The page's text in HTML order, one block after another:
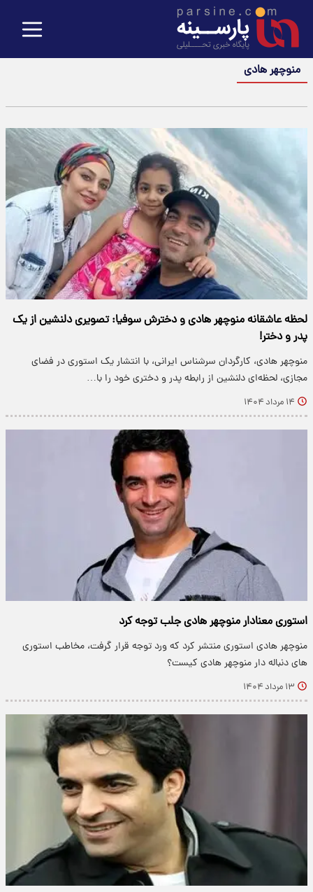
منوچهر هادی
لحظه عاشقانه منوچهر هادی و دخترش سوفیا: تصویری دلنشین از یک
پدر و دختر!
منوچهر هادی، کارگردان سرشناس ایرانی، با انتشار یک استوری در فضای
مجازی، لحظه‌ای دلنشین از رابطه پدر و دختری خود را با…
۱۴ مرداد ۱۴۰۴
استوری معنادار منوچهر هادی جلب توجه کرد
منوچهر هادی استوری منتشر کرد که ورد توجه قرار گرفت، مخاطب استوری
های دنباله دار منوچهر هادی کیست؟
۱۳ مرداد ۱۴۰۴